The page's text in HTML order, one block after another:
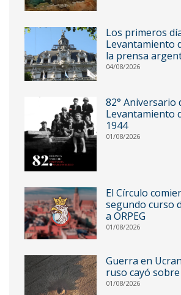
Los primeros
Levantamiento
la prensa
04/08/2026
82° Aniversario
Levantamiento
1944
01/08/2026
El Círculo
segundo curso
a ORPEG
01/08/2026
Guerra en
ruso cayó
01/08/2026